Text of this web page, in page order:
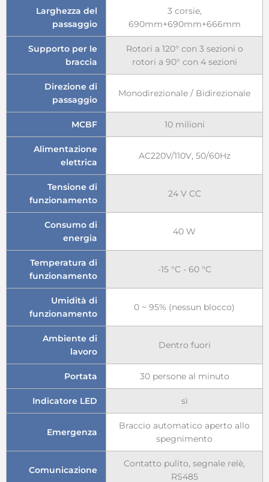
Larghezza del
passaggio
3 corsie,
690mm+690mm+666mm
Supporto per le
braccia
Rotori a 120° con 3 sezioni o
rotori a 90° con 4 sezioni
Direzione di
passaggio
Monodirezionale / Bidirezionale
MCBF 10 milioni
Alimentazione
elettrica
AC220V/110V, 50/60Hz
Tensione di
funzionamento
24 V CC
Consumo di
energia
40 W
Temperatura di
funzionamento
-15 °C - 60 °C
Umidità di
funzionamento
0 ~ 95% (nessun blocco)
Ambiente di
lavoro
Dentro fuori
Portata 30 persone al minuto
Indicatore LED sì
Emergenza
Braccio automatico aperto allo
spegnimento
Comunicazione
Contatto pulito, segnale relè,
RS485